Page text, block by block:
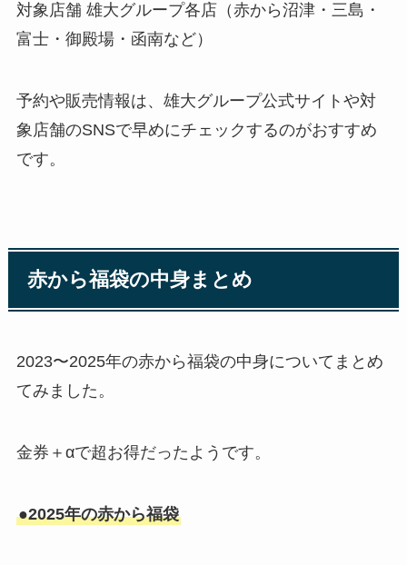
対象店舗 雄大グループ各店（赤から沼津・三島・
富士・御殿場・函南など）
予約や販売情報は、雄大グループ公式サイトや対
象店舗のSNSで早めにチェックするのがおすすめ
です。
赤から福袋の中身まとめ
2023〜2025年の赤から福袋の中身についてまとめ
てみました。
金券＋αで超お得だったようです。
●2025年の赤から福袋